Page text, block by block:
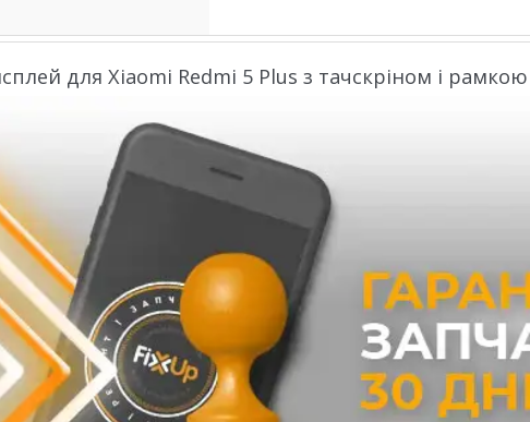
для Xiaomi Redmi 5 Plus з тачскріном і